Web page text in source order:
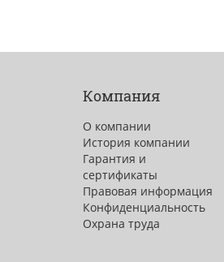
Компания
О компании
История компании
Гарантия и
сертификаты
Правовая информация
Конфиденциальность
Охрана труда